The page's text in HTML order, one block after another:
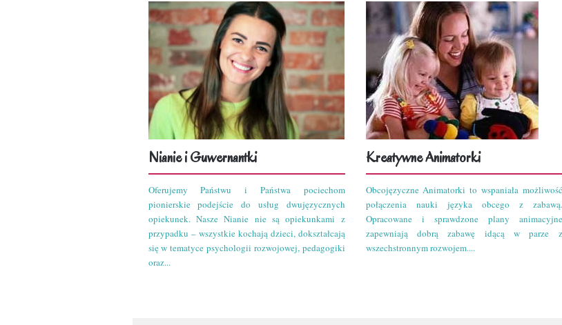
Nianie i Guwernantki
Oferujemy Państwu i Państwa pociechom
pionierskie podejście do usług dwujęzycznych
opiekunek. Nasze Nianie nie są opiekunkami z
przypadku – wszystkie kochają dzieci, dokształcają
się w tematyce psychologii rozwojowej, pedagogiki
oraz...
Kreatywne Animatorki
Obcojęzyczne Animatorki to wspaniała możliwość
połączenia nauki języka obcego z zabawą.
Opracowane i sprawdzone plany animacyjne
zapewniają dobrą zabawę idącą w parze z
wszechstronnym rozwojem....